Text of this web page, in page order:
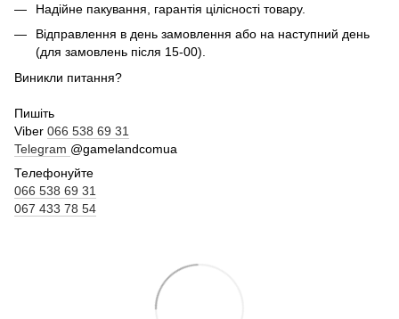
Надійне пакування, гарантія цілісності товару.
Відправлення в день замовлення або на наступний день
(для замовлень після 15-00).
Виникли питання?
Пишіть
Viber 066 538 69 31
Telegram @gamelandcomua
Телефонуйте
066 538 69 31
067 433 78 54